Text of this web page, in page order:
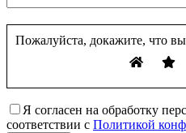
Пожалуйста, докажите, что
Я согласен на обработку
соответствии с Политикой